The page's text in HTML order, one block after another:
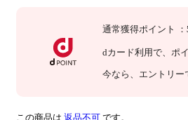
通常獲得ポイント ：
dカード利用で、 ポ
今なら 、エントリ
この商品は 返品不可 です。